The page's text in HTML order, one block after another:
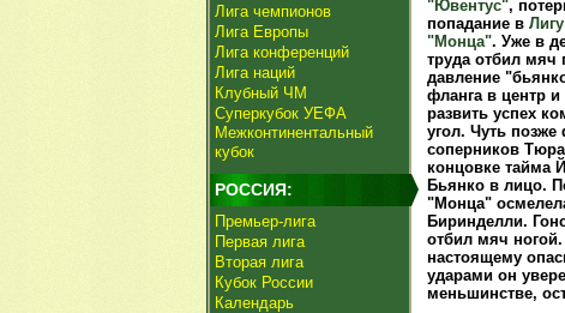
Лига чемпионов
Лига Европы
Лига конференций
Лига наций
Клубный ЧМ
Суперкубок УЕФА
Межконтинентальный
кубок
РОССИЯ:
Премьер-лига
Первая лига
Вторая лига
Кубок России
Календарь
"Ювентус",
попадание в
"Монца". Уже в
труда отбил мяч
давление
фланга в центр
развить успех
угол. Чуть позже
соперников
концовке тайма
Бьянко в лицо.
"Монца"
Биринделли.
отбил мяч
настоящему
ударами он
меньшинстве,